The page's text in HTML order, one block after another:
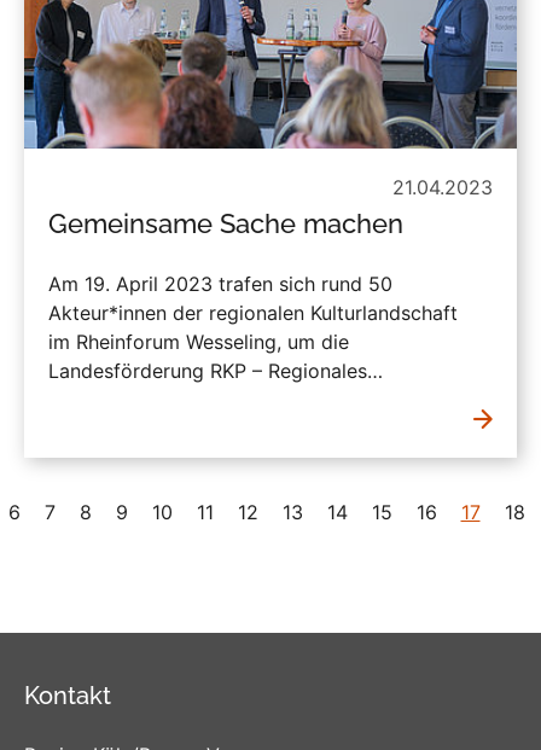
21.04.2023
Gemeinsame Sache machen
Am 19. April 2023 trafen sich rund 50
Akteur*innen der regionalen Kulturlandschaft
im Rheinforum Wesseling, um die
Landesförderung RKP – Regionales…
6 7 8 9 10 11 12 13 14 15 16 17 18
Kontakt